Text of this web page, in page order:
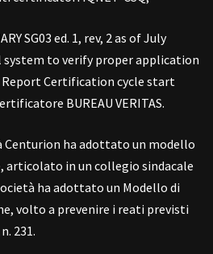
SG03 ed. 1, rev, 2 as of July
to verify proper application
Report Certification cycle start
BUREAU VERITAS.
Centurion ha adottato un modello
articolato in un collegio sindacale
ha adottato un Modello di
volto a prevenire i reati previsti
231.